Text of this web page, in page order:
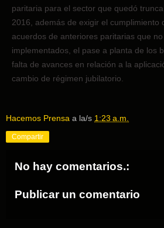
paritaria para el sector que quedó
2016, además de exigir el cumplimiento
acuerdos de anteriores paritarias que
implementados, el pase a planta de los
falta de avances en relación a la
cambio de régimen jubilatorio.
Hacemos Prensa a la/s 1:23 a.m.
Compartir
No hay comentarios.:
Publicar un comentario